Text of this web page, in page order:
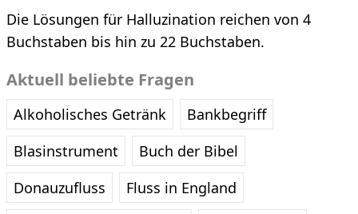
Die Lösungen für Halluzination reichen von 4
Buchstaben bis hin zu 22 Buchstaben.
Aktuell beliebte Fragen
Alkoholisches Getränk
Bankbegriff
Blasinstrument
Buch der Bibel
Donauzufluss
Fluss in England